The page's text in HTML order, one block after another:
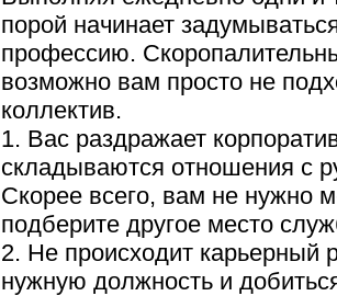
порой начинает
профессию.
возможно вам просто не
коллектив.
1. Вас раздражает
складываются отношения с
Скорее всего, вам не нужно
подберите другое место
2. Не происходит карьерный
нужную должность и